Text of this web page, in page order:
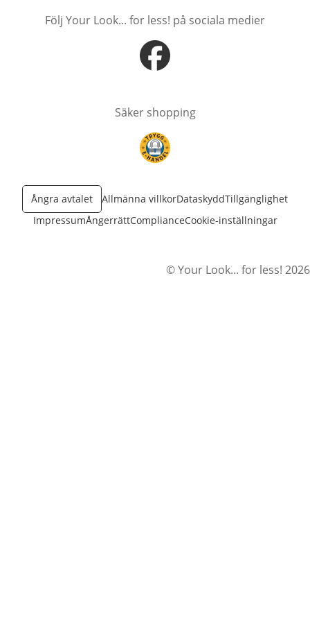
Följ Your Look... for less! på sociala medier
öppnas i nytt fönster
Säker shopping
öppnas i nytt fönster
Ångra avtalet Allmänna villkorDataskyddTillgänglighet
ImpressumÅngerrättComplianceCookie-inställningar
© Your Look... for less! 2026